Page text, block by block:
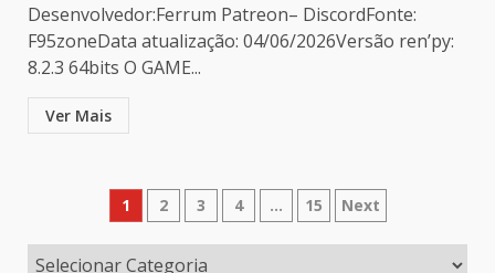
Desenvolvedor:Ferrum Patreon– DiscordFonte:
F95zoneData atualização: 04/06/2026Versão ren’py:
8.2.3 64bits O GAME...
Ver Mais
Paginação
de
1 2 3 4 … 15 Next